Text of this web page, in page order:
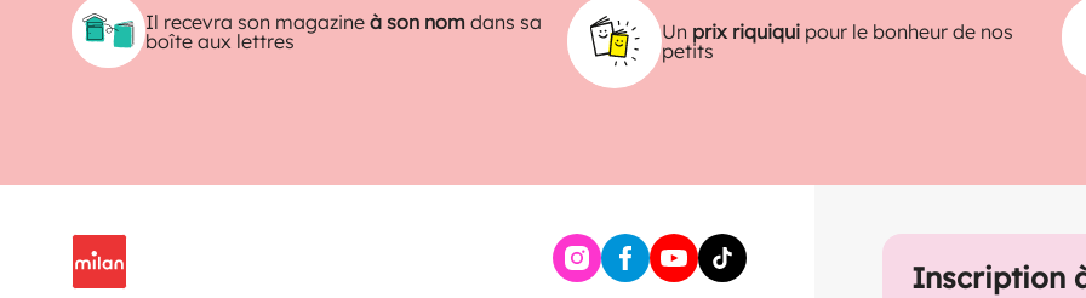
Il recevra son magazineà son nom dans sa
boîte aux lettres
Un prix riquiqui pour le bonheur de nos
petits
Inscription